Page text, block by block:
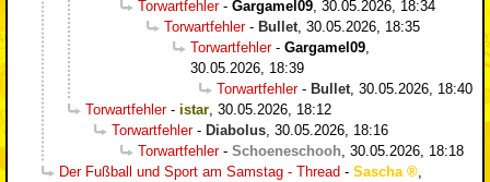
Torwartfehler- Gargamel09, 30.05.2026, 18:34
Torwartfehler- Bullet, 30.05.2026, 18:35
Torwartfehler- Gargamel09,
30.05.2026, 18:39
Torwartfehler- Bullet, 30.05.2026, 18:40
Torwartfehler- istar, 30.05.2026, 18:12
Torwartfehler- Diabolus, 30.05.2026, 18:16
Torwartfehler- Schoeneschooh, 30.05.2026, 18:18
Der Fußball und Sport am Samstag - Thread - Sascha
,